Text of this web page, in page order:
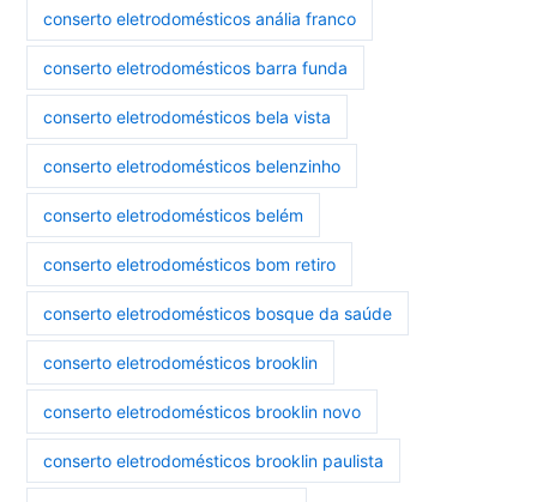
conserto eletrodomésticos anália franco
conserto eletrodomésticos barra funda
conserto eletrodomésticos bela vista
conserto eletrodomésticos belenzinho
conserto eletrodomésticos belém
conserto eletrodomésticos bom retiro
conserto eletrodomésticos bosque da saúde
conserto eletrodomésticos brooklin
conserto eletrodomésticos brooklin novo
conserto eletrodomésticos brooklin paulista